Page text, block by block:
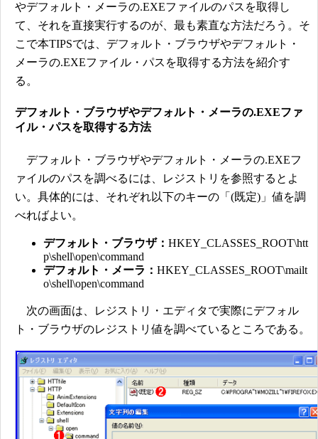
やデフォルト・メーラの.EXEファイルのパスを取得し
て、それを直接実行するのが、最も素直な方法だろう。そ
こで本TIPSでは、デフォルト・ブラウザやデフォルト・
メーラの.EXEファイル・パスを取得する方法を紹介す
る。
デフォルト・ブラウザやデフォルト・メーラの.EXEファ
イル・パスを取得する方法
デフォルト・ブラウザやデフォルト・メーラの.EXEフ
ァイルのパスを調べるには、レジストリを参照するとよ
い。具体的には、それぞれ以下のキーの「(既定)」値を調
べればよい。
デフォルト・ブラウザ： HKEY_CLASSES_ROOT\htt
p\shell\open\command
デフォルト・メーラ： HKEY_CLASSES_ROOT\mailt
o\shell\open\command
次の画面は、レジストリ・エディタで実際にデフォル
ト・ブラウザのレジストリ値を調べているところである。